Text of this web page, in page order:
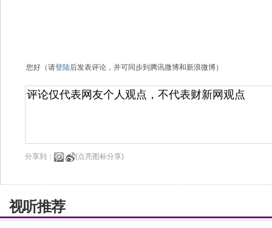
您好（请登陆后发表评论，并可同步到腾讯微博和新浪微博）
分享到： (点亮图标分享)
视听推荐